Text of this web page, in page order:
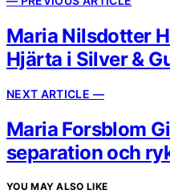
Maria Nilsdotter
Hjärta i Silver &
NEXT ARTICLE —
Maria Forsblom
separation och
YOU MAY ALSO LIKE